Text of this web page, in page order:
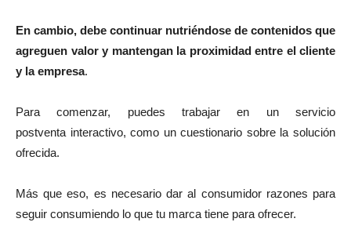
En cambio, debe continuar nutriéndose de contenidos que
agreguen valor y mantengan la proximidad entre el cliente
y la empresa.
Para comenzar, puedes trabajar en un servicio
postventa interactivo, como un cuestionario sobre la solución
ofrecida.
Más que eso, es necesario dar al consumidor razones para
seguir consumiendo lo que tu marca tiene para ofrecer.